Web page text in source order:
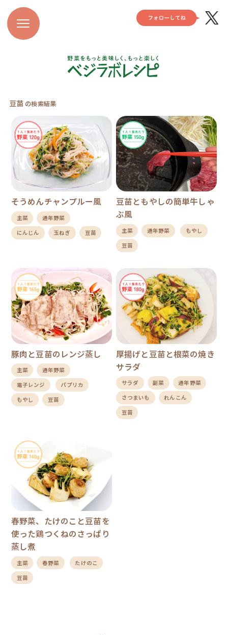
豆苗 の検索結果
そうめんチャンプルー風
主菜
通年野菜
にんじん
玉ねぎ 豆苗
豆苗ともやしの簡単牛しゃ
ぶ風
主菜 通年野菜
もやし
豆苗
豚肉と豆苗のレンジ蒸し
主菜
通年野菜
電子レンジ
パプリカ
もやし
豆苗
厚揚げと豆苗と根菜の焼き
サラダ
サラダ 副菜
通年野菜
さつまいも
れんこん
豆苗
春野菜、たけのこと豆苗を
使った鶏つくねのさっぱり
蒸し煮
主菜 春野菜
たけのこ
豆苗